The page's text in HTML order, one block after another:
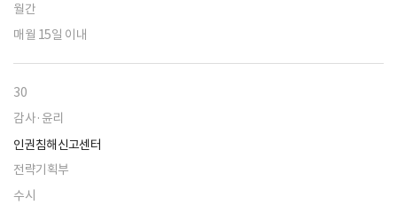
월간
매월 15일 이내
30
감사·윤리
인권침해신고센터
전략기획부
수시